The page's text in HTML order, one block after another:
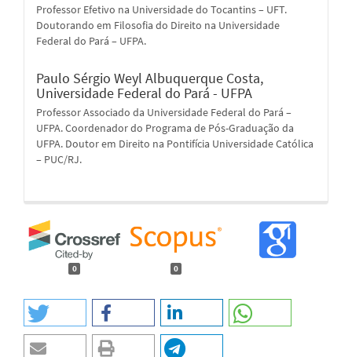
Professor Efetivo na Universidade do Tocantins – UFT.
Doutorando em Filosofia do Direito na Universidade
Federal do Pará – UFPA.
Paulo Sérgio Weyl Albuquerque Costa,
Universidade Federal do Pará - UFPA
Professor Associado da Universidade Federal do Pará –
UFPA. Coordenador do Programa de Pós-Graduação da
UFPA. Doutor em Direito na Pontifícia Universidade Católica
– PUC/RJ.
0 0